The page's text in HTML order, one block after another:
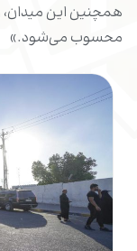
همچنین این میدان،
محسوب می‌شود.»